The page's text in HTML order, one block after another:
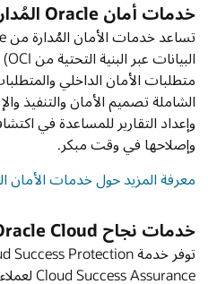
خدمات أمان Oracle المُدارة
متطلبات الأمان الداخلي
الشاملة تصميم الأمان والتنفيذ
وإعداد التقارير للمساعدة في
وإصلاحها في وقت مبكر.
معرفة المزيد حول خدمات الأمان
خدمات نجاح Oracle Cloud